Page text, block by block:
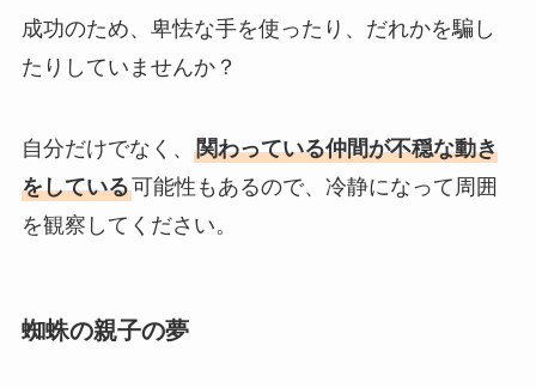
成功のため、卑怯な手を使ったり、だれかを騙し
たりしていませんか？
自分だけでなく、 関わっている仲間が不穏な動き
をしている可能性もあるので、冷静になって周囲
を観察してください。
蜘蛛の親子の夢